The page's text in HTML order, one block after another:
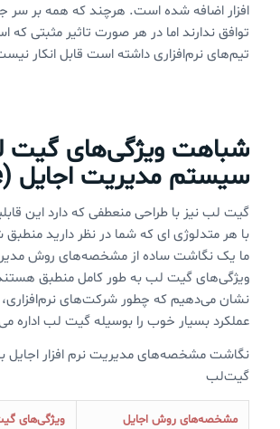
افزار اضافه شده است. هرچند که همه بر سر
توافق ندارند اما در هر صورت تاثیر مثبتی که
تیم‌های نرم‌افزاری داشته است قابل انکار
شباهت ویژگی‌های گیت
سیستم مدیریت اجایل (Agile)
گیت لب نیز با طراحی منعطفی که دارد این
با هر متدلوژی ای که شما در نظر دارید منطبق
ما یک نگاشت ساده از مشخصه‌های روش
ویژگی‌های گیت لب به طور کامل منطبق هستند
نشان می‌دهیم که چطور شرکت‌های
عملکرد بسیار خوب را بوسیله گیت لب اداره
نگاشت مشخصه‌های مدیریت نرم افزار اجایل
گیت‌لب
مشخصه‌های روش اجایل ویژگی‌های